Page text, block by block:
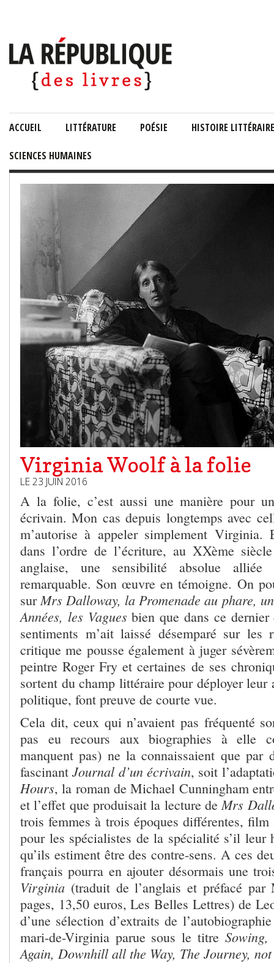
ACCUEIL LITTÉRATURE POÉSIE HISTOIRE LITTÉRAIRE
SCIENCES HUMAINES
Virginia Woolf à la folie
LE 23 JUIN 2016
A la folie, c’est aussi une manière pour
écrivain. Mon cas depuis longtemps avec
m’autorise à appeler simplement Virginia.
dans l’ordre de l’écriture, au XXème
anglaise, une sensibilité absolue
remarquable. Son œuvre en témoigne. On
sur Mrs Dalloway, la Promenade au phare,
Années, les Vagues bien que dans ce dernier
sentiments m’ait laissé désemparé sur les
critique me pousse également à juger
peintre Roger Fry et certaines de ses
sortent du champ littéraire pour déployer leur
politique, font preuve de courte vue.
Cela dit, ceux qui n’avaient pas fréquenté
pas eu recours aux biographies à elle
manquent pas) ne la connaissaient que
fascinantJournal d’un écrivain, soit
Hours, la roman de Michael Cunningham
et l’effet que produisait la lecture de Mrs
trois femmes à trois époques différentes,
pour les spécialistes de la spécialité s’il leur
qu’ils estiment être des contre-sens. A ces
français pourra en ajouter désormais une
Virginia (traduit de l’anglais et préfacé
pages, 13,50 euros, Les Belles Lettres) de
d’une sélection d’extraits de
mari-de-Virginia parue sous le titre
Again, Downhill all the Way, The Journey,